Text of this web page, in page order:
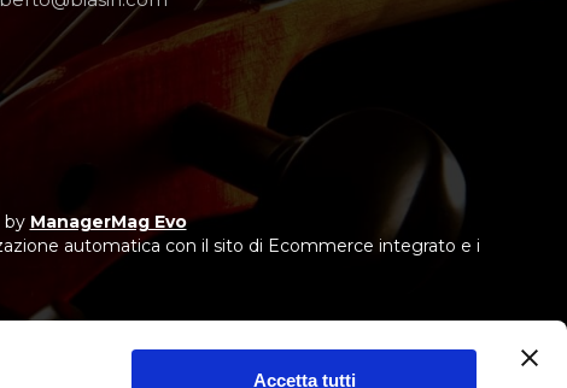
Accetta tutti
by ManagerMag Evo
automatica con il sito di Ecommerce integrato e i